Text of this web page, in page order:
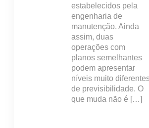
estabelecidos pela
engenharia de
manutenção. Ainda
assim, duas
operações com
planos semelhantes
podem apresentar
níveis muito
de previsibilidade. O
que muda não é […]